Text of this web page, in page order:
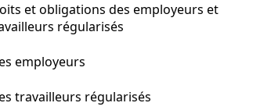
et obligations des employeurs et
régularisés
employeurs
travailleurs régularisés